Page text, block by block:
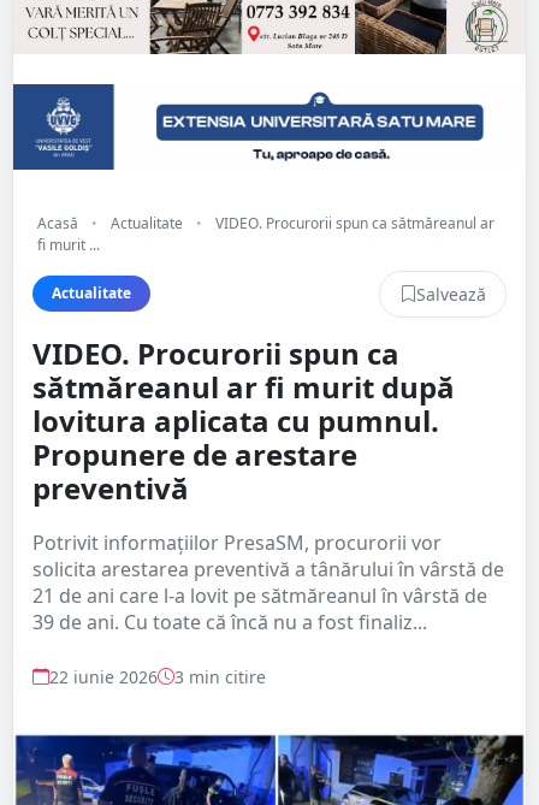
Acasă • Actualitate •
VIDEO. Procurorii spun ca sătmăreanul ar
fi murit ...
Actualitate Salvează
VIDEO. Procurorii spun ca
sătmăreanul ar fi murit după
lovitura aplicata cu pumnul.
Propunere de arestare
preventivă
Potrivit informațiilor PresaSM, procurorii vor
solicita arestarea preventivă a tânărului în vârstă de
21 de ani care l-a lovit pe sătmăreanul în vârstă de
39 de ani. Cu toate că încă nu a fost finaliz...
22 iunie 2026 3 min citire